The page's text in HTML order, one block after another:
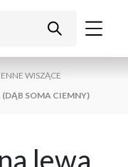
WISZĄCE
SOMA CIEMNY)